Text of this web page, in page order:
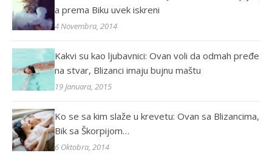
a prema Biku uvek iskreni
4 Novembra, 2014
Kakvi su kao ljubavnici: Ovan voli da odmah pređe
na stvar, Blizanci imaju bujnu maštu
19 Januara, 2015
Ko se sa kim slaže u krevetu: Ovan sa Blizancima,
Bik sa Škorpijom…
6 Oktobra, 2014